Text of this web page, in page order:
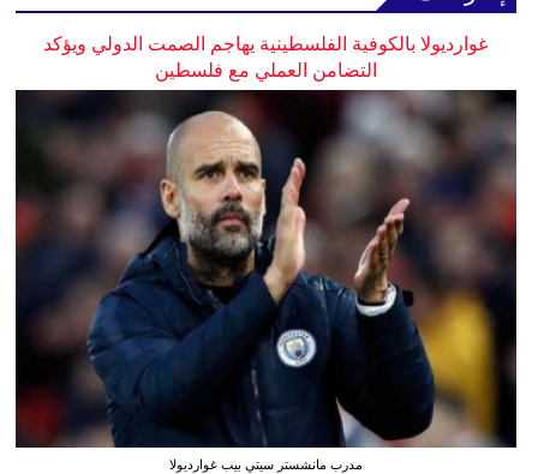
غوارديولا بالكوفية الفلسطينية يهاجم الصمت الدولي ويؤكد
التضامن العملي مع فلسطين
مدرب مانشستر سيتي بيب غوارديولا